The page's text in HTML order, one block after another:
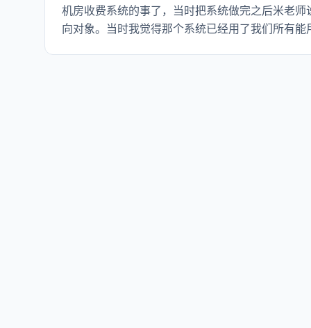
机房收费系统的事了，当时把系统做完之后米老
向对象。当时我觉得那个系统已经用了我们所有能